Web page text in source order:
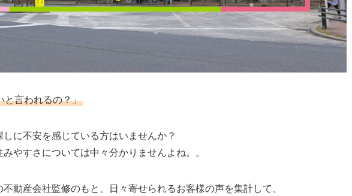
と言われるの？」
に不安を感じている方はいませんか？
やすさについては中々分かりませんよね。。
動産会社監修のもと、日々寄せられるお客様の声を集計して、